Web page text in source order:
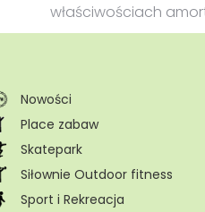
Nowości
Place zabaw
Skatepark
Siłownie Outdoor fitness
Sport i Rekreacja
właściwościach